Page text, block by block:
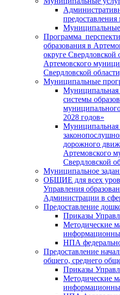
Муниципальные
Программа
образования в
округе Свердловской
Артемовского
Свердловской
Муниципальные
Муниципальная
системы
2028 годов»
дорожного
Артемовского
Свердловской
Муниципальное
ОБЩИЕ для всех
Управления
Администрации в
Предоставление
Приказы
Методические
НПА
Предоставление
общего, среднего
Приказы
Методические